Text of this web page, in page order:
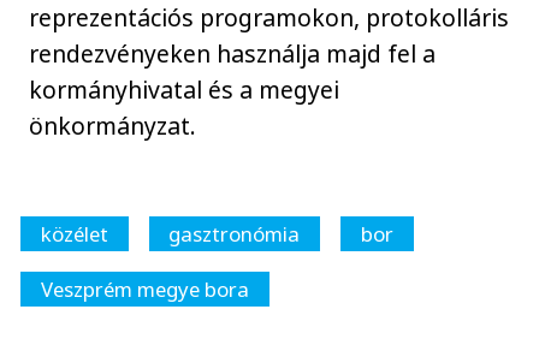
reprezentációs programokon, protokolláris
rendezvényeken használja majd fel a
kormányhivatal és a megyei
önkormányzat.
közélet gasztronómia
bor
Veszprém megye bora